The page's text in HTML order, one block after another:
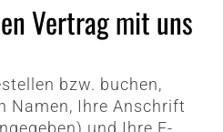
Vertrag mit uns
bzw. buchen,
Namen, Ihre Anschrift